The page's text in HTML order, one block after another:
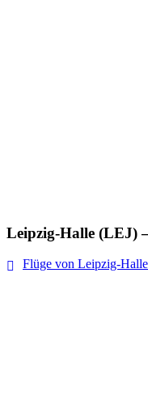
Leipzig-Halle (LEJ)
Flüge von Leipzig-